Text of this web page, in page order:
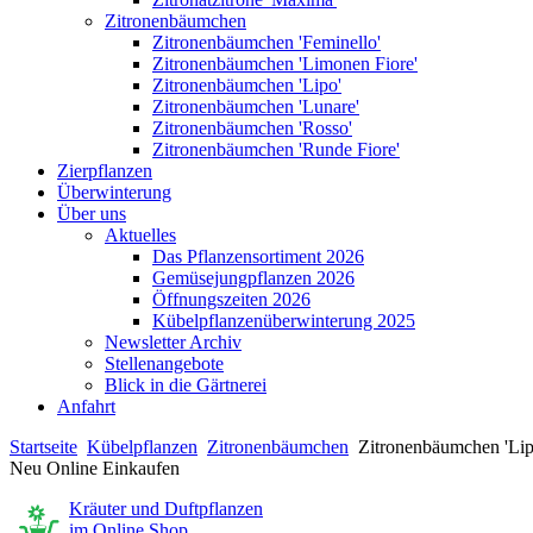
Zitronenbäumchen
Zitronenbäumchen 'Feminello'
Zitronenbäumchen 'Limonen Fiore'
Zitronenbäumchen 'Lipo'
Zitronenbäumchen 'Lunare'
Zitronenbäumchen 'Rosso'
Zitronenbäumchen 'Runde Fiore'
Zierpflanzen
Überwinterung
Über uns
Aktuelles
Das Pflanzensortiment 2026
Gemüsejungpflanzen 2026
Öffnungszeiten 2026
Kübelpflanzenüberwinterung 2025
Newsletter Archiv
Stellenangebote
Blick in die Gärtnerei
Anfahrt
Startseite Kübelpflanzen Zitronenbäumchen Zitronenbäumchen
Neu Online Einkaufen
Kräuter und Duftpflanzen